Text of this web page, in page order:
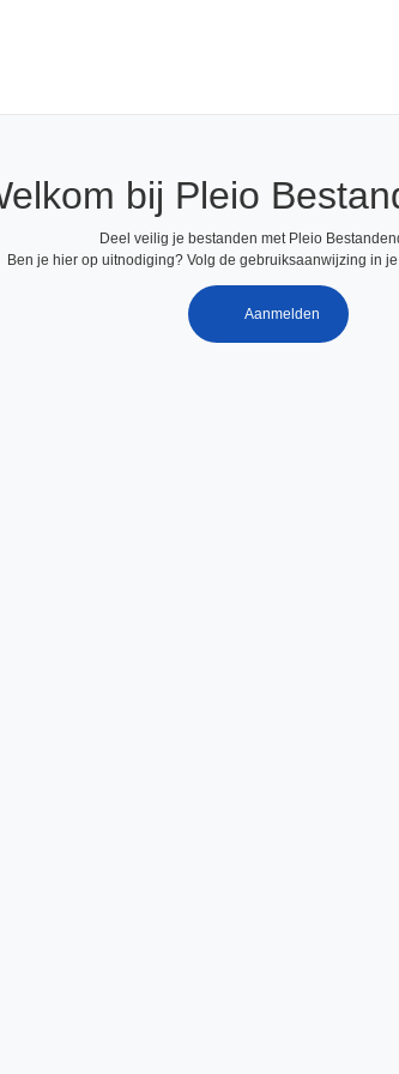
bij Pleio
Deel veilig je bestanden met Pleio
Ben je hier op uitnodiging? Volg de gebruiksaanwijzing in
Aanmelden